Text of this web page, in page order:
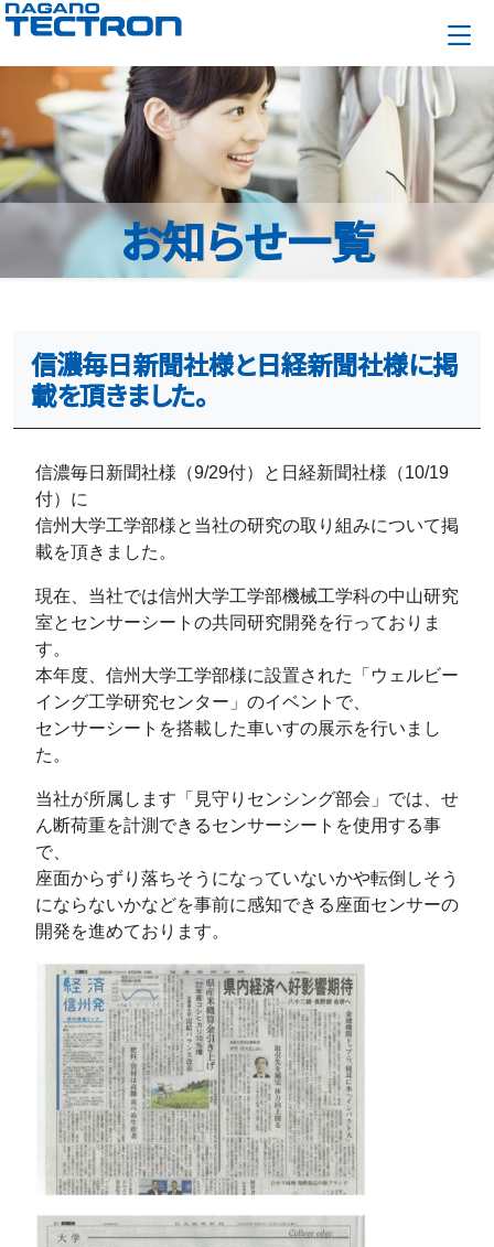
お知らせ一覧
信濃毎日新聞社様と日経新聞社様に掲
載を頂きました。
信濃毎日新聞社様（9/29付）と日経新聞社様（10/19
付）に
信州大学工学部様と当社の研究の取り組みについて掲
載を頂きました。
現在、当社では信州大学工学部機械工学科の中山研究
室とセンサーシートの共同研究開発を行っておりま
す。
本年度、信州大学工学部様に設置された「ウェルビー
イング工学研究センター」のイベントで、
センサーシートを搭載した車いすの展示を行いまし
た。
当社が所属します「見守りセンシング部会」では、せ
ん断荷重を計測できるセンサーシートを使用する事
で、
座面からずり落ちそうになっていないかや転倒しそう
にならないかなどを事前に感知できる座面センサーの
開発を進めております。